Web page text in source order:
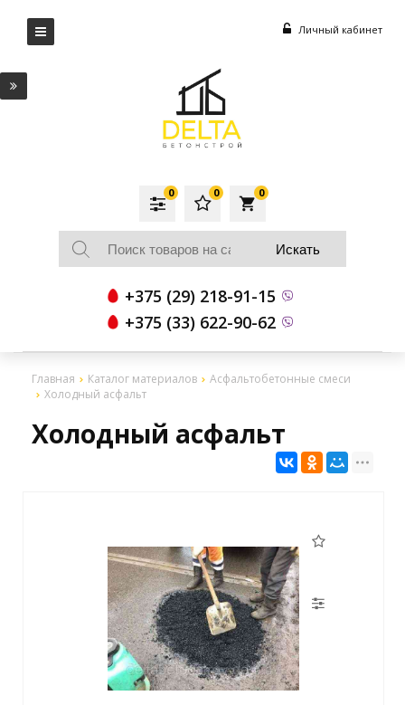
Личный кабинет
local_grocery_store
0
0
0
+375 (29) 218-91-15
+375 (33) 622-90-62
Главная Каталог материалов
Асфальтобетонные смеси
Холодный асфальт
Холодный асфальт